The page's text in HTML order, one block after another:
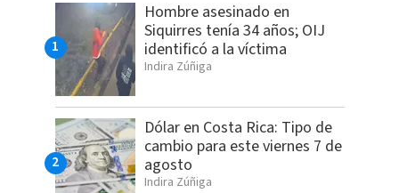
Hombre asesinado en
Siquirres tenía 34 años; OIJ
identificó a la víctima
Indira Zúñiga
Dólar en Costa Rica: Tipo de
cambio para este viernes 7 de
agosto
Indira Zúñiga